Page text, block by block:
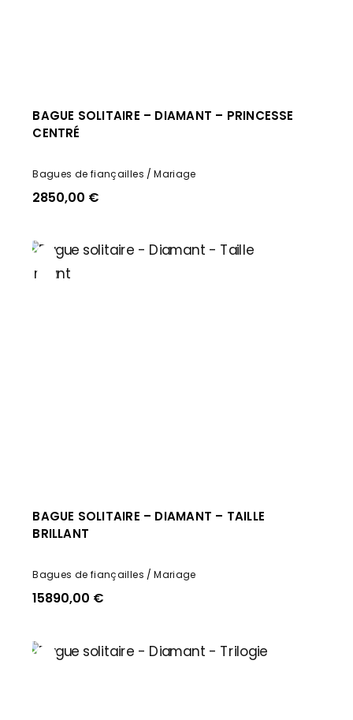
BAGUE SOLITAIRE – DIAMANT – PRINCESSE
CENTRÉ
Bagues de fiançailles Mariage
2850,00 €
BAGUE SOLITAIRE – DIAMANT – TAILLE
BRILLANT
Bagues de fiançailles Mariage
15890,00 €